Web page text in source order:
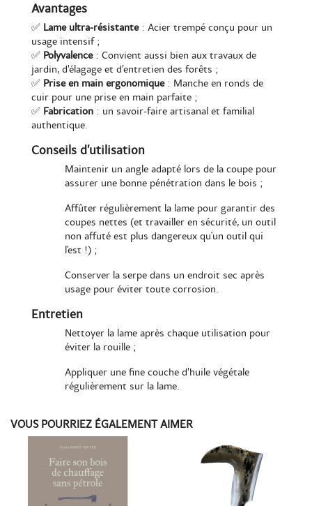
Avantages
✅ Lame ultra-résistante: Acier trempé conçu pour un
usage intensif ;
✅ Polyvalence: Convient aussi bien aux travaux de
jardin, d’élagage et d’entretien des forêts ;
✅ Prise en main ergonomique: Manche en ronds de
cuir pour une prise en main parfaite ;
✅ Fabrication : un savoir-faire artisanal et familial
authentique.
Conseils d’utilisation
Maintenir un angle adapté lors de la coupe pour
assurer une bonne pénétration dans le bois ;
Affûter régulièrement la lame pour garantir des
coupes nettes (et travailler en sécurité, un outil
non affuté est plus dangereux qu'un outil qui
l'est !) ;
Conserver la serpe dans un endroit sec après
usage pour éviter toute corrosion.
Entretien
Nettoyer la lame après chaque utilisation pour
éviter la rouille ;
Appliquer une fine couche d’huile végétale
régulièrement sur la lame.
VOUS POURRIEZ ÉGALEMENT AIMER